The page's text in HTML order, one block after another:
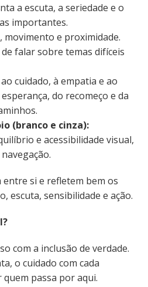
a escuta, a seriedade e o
importantes.
e proximidade.
falar sobre temas difíceis
cuidado, à empatia e ao
do recomeço e da
(branco e cinza):
e acessibilidade visual,
entre si e refletem bem os
escuta, sensibilidade e ação.
com a inclusão de verdade.
o cuidado com cada
passa por aqui.